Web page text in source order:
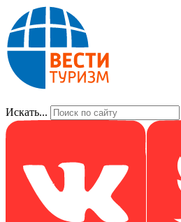
Искать...